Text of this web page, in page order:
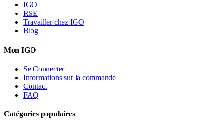
IGO
RSE
Travailler chez IGO
Blog
Mon IGO
Se Connecter
Informations sur la commande
Contact
FAQ
Catégories populaires